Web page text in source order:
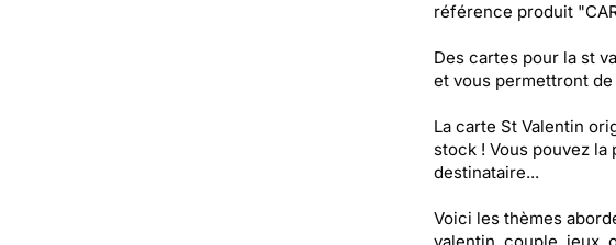
référence produit
Des cartes pour la st
et vous permettront
La carte St Valentin
stock ! Vous pouvez
destinataire...
Voici les thèmes